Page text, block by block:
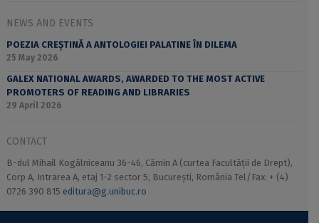
NEWS AND EVENTS
POEZIA CREȘTINĂ A ANTOLOGIEI PALATINE ÎN DILEMA
25 May 2026
GALEX NATIONAL AWARDS, AWARDED TO THE MOST ACTIVE
PROMOTERS OF READING AND LIBRARIES
29 April 2026
CONTACT
B-dul Mihail Kogălniceanu 36-46, Cămin A (curtea Facultății de Drept),
Corp A, Intrarea A, etaj 1-2 sector 5, București, România Tel/Fax: + (4)
0726 390 815 editura@g.unibuc.ro